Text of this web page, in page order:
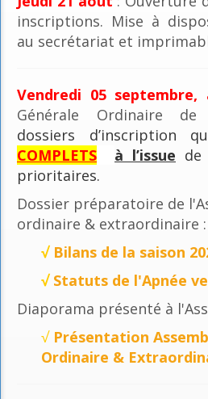
inscriptions. Mise à
au secrétariat et
Vendredi 05 septembre,
Générale Ordinaire de
dossiers d’inscription
COMPLETS
à l’issue
prioritaires.
Dossier préparatoire de
ordinaire & extraordinaire :
√ Bilans de la saison
√ Statuts de l'Apnée
Diaporama présenté à
√ Présentation
Ordinaire &